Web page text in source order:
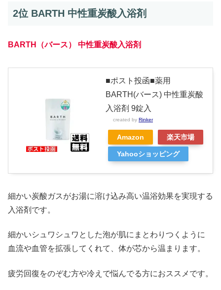
2位 BARTH 中性重炭酸入浴剤
BARTH（バース） 中性重炭酸入浴剤
■ポスト投函■薬用
BARTH(バース) 中性重炭酸
入浴剤 9錠入
created by Rinker
Amazon 楽天市場
Yahooショッピング
細かい炭酸ガスがお湯に溶け込み高い温浴効果を実現する
入浴剤です。
細かいシュワシュワとした泡が肌にまとわりつくように
血流や血管を拡張してくれて、体が芯から温まります。
疲労回復をのぞむ方や冷えで悩んでる方におススメです。